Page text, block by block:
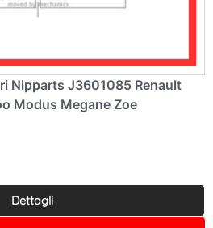
Nipparts J3601085 Renault
Modus Megane Zoe
Dettagli